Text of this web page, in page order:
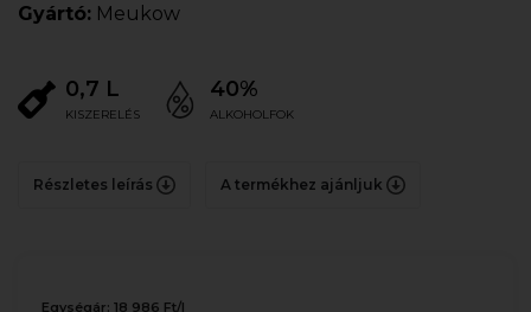
Gyártó: Meukow
0,7 L
KISZERELÉS
40%
ALKOHOLFOK
Részletes leírás A termékhez ajánljuk
Egységár: 18 986 Ft/l